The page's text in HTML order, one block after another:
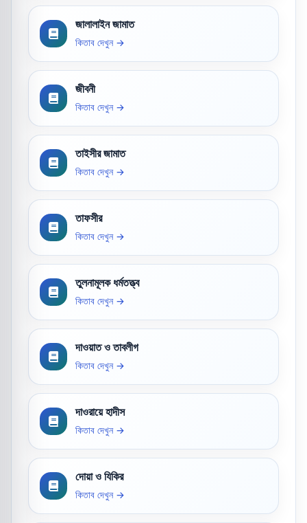
জালালাইন জামাত
কিতাব দেখুন →
জীবনী
কিতাব দেখুন →
তাইসীর জামাত
কিতাব দেখুন →
তাফসীর
কিতাব দেখুন →
তুলনামূলক ধর্মতত্ত্ব
কিতাব দেখুন →
দাওয়াত ও তাবলীগ
কিতাব দেখুন →
দাওরায়ে হাদীস
কিতাব দেখুন →
দোয়া ও যিকির
কিতাব দেখুন →